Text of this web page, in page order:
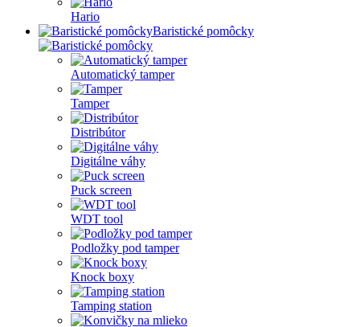
Hario
Baristické pomôcky
Automatický tamper
Tamper
Distribútor
Digitálne váhy
Puck screen
WDT tool
Podložky pod tamper
Knock boxy
Tamping station